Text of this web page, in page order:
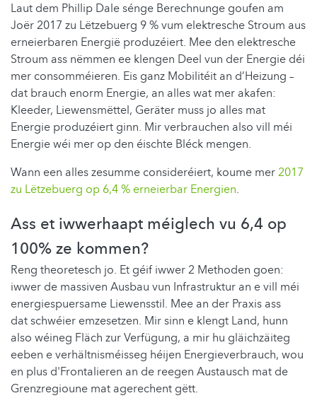
Laut dem Phillip Dale sénge Berechnunge goufen am
Joër 2017 zu Lëtzebuerg 9 % vum elektresche Stroum aus
erneierbaren Energië produzéiert. Mee den elektresche
Stroum ass nëmmen ee klengen Deel vun der Energie déi
mer consomméieren. Eis ganz Mobilitéit an d’Heizung –
dat brauch enorm Energie, an alles wat mer akafen:
Kleeder, Liewensmëttel, Geräter muss jo alles mat
Energie produzéiert ginn. Mir verbrauchen also vill méi
Energie wéi mer op den éischte Bléck mengen.
Wann een alles zesumme consideréiert, koume mer2017
zu Lëtzebuerg op 6,4 % erneierbar Energien.
Ass et iwwerhaapt méiglech vu 6,4 op
100% ze kommen?
Reng theoretesch jo. Et géif iwwer 2 Methoden goen:
iwwer de massiven Ausbau vun Infrastruktur an e vill méi
energiespuersame Liewensstil. Mee an der Praxis ass
dat schwéier emzesetzen. Mir sinn e klengt Land, hunn
also wéineg Fläch zur Verfügung, a mir hu gläichzäiteg
eeben e verhältnisméisseg héijen Energieverbrauch, wou
en plus d'Frontalieren an de reegen Austausch mat de
Grenzregioune mat agerechent gëtt.